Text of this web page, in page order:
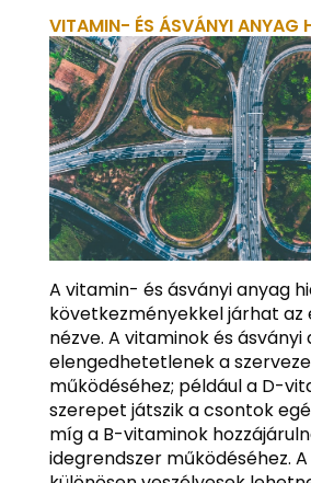
VITAMIN- ÉS ÁSVÁNYI ANYAG
A vitamin- és ásványi anyag
következményekkel járhat az
nézve. A vitaminok és ásványi
elengedhetetlenek a
működéséhez; például a D-
szerepet játszik a csontok
míg a B-vitaminok
idegrendszer működéséhez.